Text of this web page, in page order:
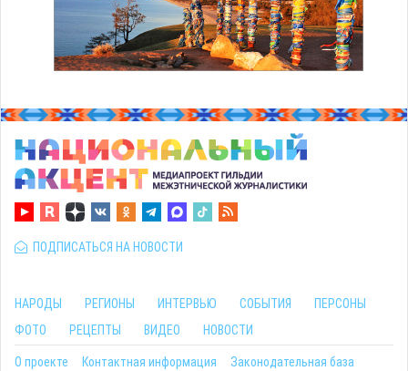
ПОДПИСАТЬСЯ НА НОВОСТИ
НАРОДЫ РЕГИОНЫ ИНТЕРВЬЮ СОБЫТИЯ
ПЕРСОНЫ
ФОТО
РЕЦЕПТЫ ВИДЕО НОВОСТИ
О проекте Контактная информация
Законодательная база